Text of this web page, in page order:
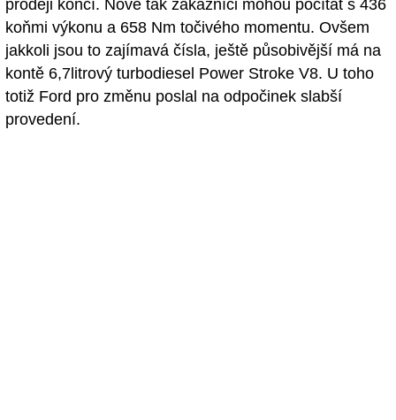
prodeji končí. Nově tak zákazníci mohou počítat s 436
koňmi výkonu a 658 Nm točivého momentu. Ovšem
jakkoli jsou to zajímavá čísla, ještě působivější má na
kontě 6,7litrový turbodiesel Power Stroke V8. U toho
totiž Ford pro změnu poslal na odpočinek slabší
provedení.